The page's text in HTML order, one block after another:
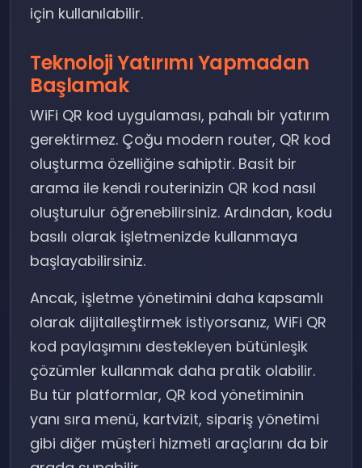
için kullanılabilir.
Teknoloji Yatırımı Yapmadan
Başlamak
WiFi QR kod uygulaması, pahalı bir yatırım
gerektirmez. Çoğu modern router, QR kod
oluşturma özelliğine sahiptir. Basit bir
arama ile kendi routerinizin QR kod nasıl
oluşturulur öğrenebilirsiniz. Ardından, kodu
basılı olarak işletmenizde kullanmaya
başlayabilirsiniz.
Ancak, işletme yönetimini daha kapsamlı
olarak dijitalleştirmek istiyorsanız, WiFi QR
kod paylaşımını destekleyen bütünleşik
çözümler kullanmak daha pratik olabilir.
Bu tür platformlar, QR kod yönetiminin
yanı sıra menü, kartvizit, sipariş yönetimi
gibi diğer müşteri hizmeti araçlarını da bir